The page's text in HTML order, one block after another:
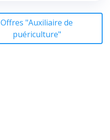
Offres "Auxiliaire de
puériculture"